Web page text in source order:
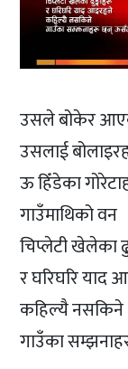
उसले बोकेर
उसलाई
ऊ हिँडेका
गाउँमाथिको वन
चिप्लेटी खेलेका
र घरिघरि याद
कहिल्यै नसकिने
गाउँका